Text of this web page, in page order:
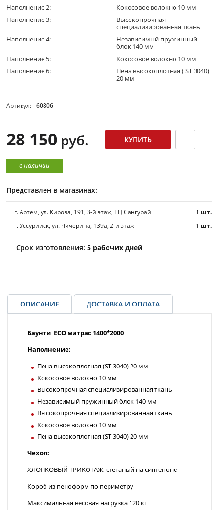
Наполнение 2:
Кокосовое волокно 10 мм
Наполнение 3:
Высокопрочная
специализированная ткань
Наполнение 4:
Независимый пружинный
блок 140 мм
Наполнение 5:
Кокосовое волокно 10 мм
Наполнение 6:
Пена высокоплотная ( ST 3040)
20 мм
Артикул: 60806
28 150 руб.
в наличии
Представлен в магазинах:
г. Артем, ул. Кирова, 191, 3-й этаж, ТЦ Сангурай
1 шт.
г. Уссурийск, ул. Чичерина, 139а, 2-й этаж
1 шт.
Срок изготовления: 5 рабочих дней
ОПИСАНИЕ ДОСТАВКА И ОПЛАТА
Баунти ECO матрас 1400*2000
Наполнение:
Пена высокоплотная (ST 3040) 20 мм
Кокосовое волокно 10 мм
Высокопрочная специализированная ткань
Независимый пружинный блок 140 мм
Высокопрочная специализированная ткань
Кокосовое волокно 10 мм
Пена высокоплотная (ST 3040) 20 мм
Чехол:
ХЛОПКОВЫЙ ТРИКОТАЖ, стеганый на синтепоне
Короб из пеноформ по периметру
Максимальная весовая нагрузка 120 кг